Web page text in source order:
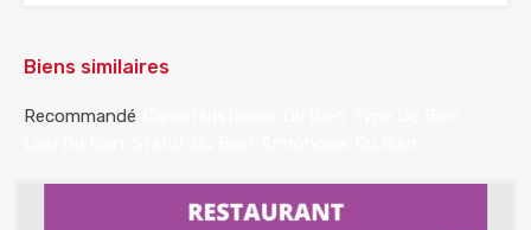
Biens similaires
Recommandé